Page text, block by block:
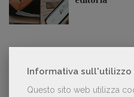
Informativa sull'utilizzo
Questo sito web utilizza
LE PIÙ LETTE